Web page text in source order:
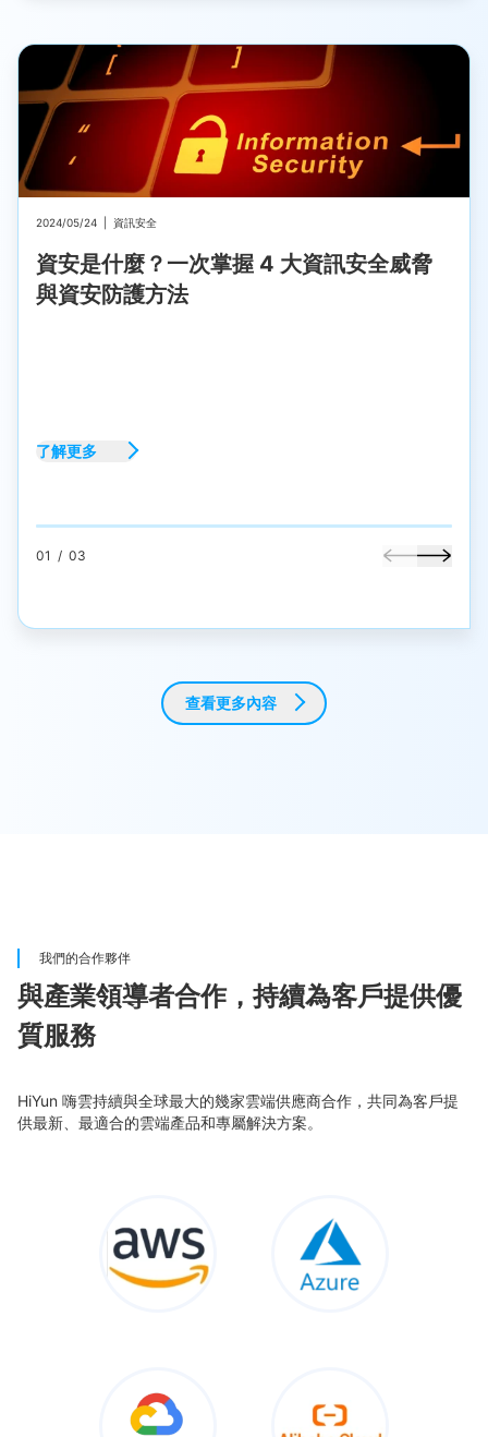
01 / 03
2024/05/24 資訊安全
資安是什麼？一次掌握 4 大資訊安全威脅
與資安防護方法
了解更多
查看更多內容
我們的合作夥伴
與產業領導者合作，持續為客戶提供優
質服務
HiYun 嗨雲持續與全球最大的幾家雲端供應商合作，共同為客戶提
供最新、最適合的雲端產品和專屬解決方案。